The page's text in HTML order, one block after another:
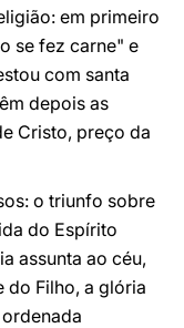
em primeiro
se fez carne" e
com santa
depois as
Cristo, preço da
o triunfo sobre
do Espírito
assunta ao céu,
do Filho, a glória